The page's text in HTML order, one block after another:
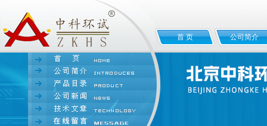
首 页 公司简介